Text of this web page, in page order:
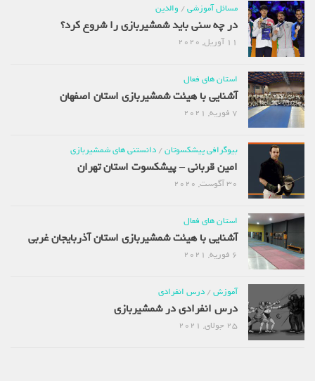
مسائل آموزشی/ والدین
در چه سنی باید شمشیربازی را شروع کرد؟
11 آوریل, 2020
استان های فعال
آشنایی با هیئت شمشیربازی استان اصفهان
7 فوریه, 2021
بیوگرافی پیشکسوتان/ دانستنی های شمشیربازی
امین قربانی – پیشکسوت استان تهران
30 آگوست, 2020
استان های فعال
آشنایی با هیئت شمشیربازی استان آذربایجان غربی
6 فوریه, 2021
آموزش/ درس انفرادی
درس انفرادی در شمشیربازی
25 جولای, 2021